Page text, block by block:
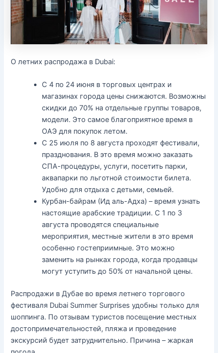
О летних распродажа в Dubai:
С 4 по 24 июня в торговых центрах и
магазинах города цены снижаются. Возможны
скидки до 70% на отдельные группы товаров,
модели. Это самое благоприятное время в
ОАЭ для покупок летом.
С 25 июля по 8 августа проходят фестивали,
празднования. В это время можно заказать
СПА-процедуры, услуги, посетить парки,
аквапарки по льготной стоимости билета.
Удобно для отдыха с детьми, семьей.
Курбан-байрам (Ид аль-Адха) – время узнать
настоящие арабские традиции. С 1 по 3
августа проводятся специальные
мероприятия, местные жители в это время
особенно гостеприимные. Это можно
заменить на рынках города, когда продавцы
могут уступить до 50% от начальной цены.
Распродажи в Дубае во время летнего торгового
фестиваля Dubai Summer Surprises удобны только для
шоппинга. По отзывам туристов посещение местных
достопримечательностей, пляжа и проведение
экскурсий будет затруднительно. Причина – жаркая